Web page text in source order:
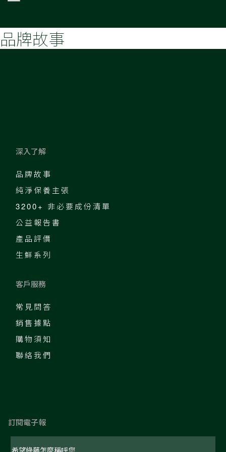
品牌故事
深入了解
品牌故事
純淨保養主張
3200+ 非必要成份清單
公益報告書
產品評價
生鮮系列
客戶服務
常見問答
銷售據點
購物須知
聯絡我們
訂閱電子報